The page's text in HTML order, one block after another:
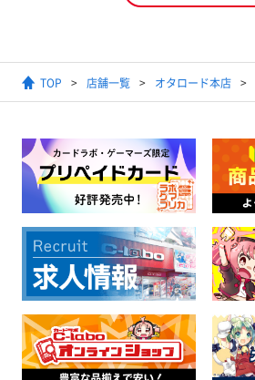
TOP 店舗一覧 オタロード本店